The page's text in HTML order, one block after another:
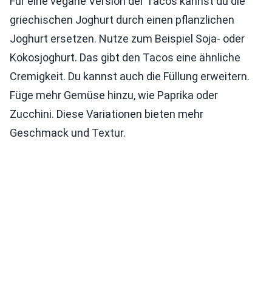
griechischen Joghurt durch einen pflanzlichen
Joghurt ersetzen. Nutze zum Beispiel Soja- oder
Kokosjoghurt. Das gibt den Tacos eine ähnliche
Cremigkeit. Du kannst auch die Füllung erweitern.
Füge mehr Gemüse hinzu, wie Paprika oder
Zucchini. Diese Variationen bieten mehr
Geschmack und Textur.